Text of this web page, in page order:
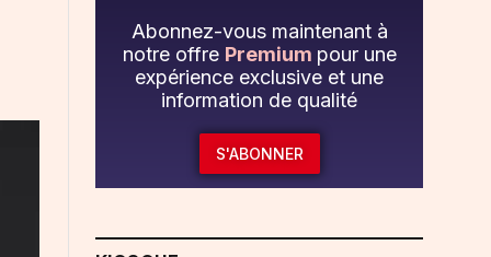
Abonnez-vous maintenant à
notre offre Premium pour une
expérience exclusive et une
information de qualité
S'ABONNER